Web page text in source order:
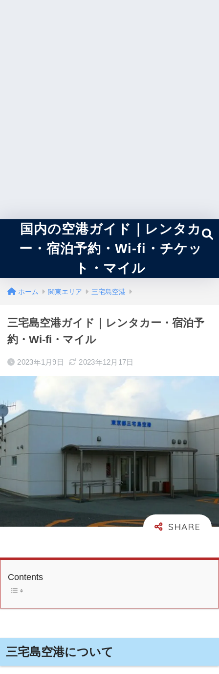
国内の空港ガイド｜レンタカ
ー・宿泊予約・Wi-fi・チケッ
ト・マイル
ホーム 関東エリア 三宅島空港
三宅島空港ガイド｜レンタカー・宿泊予
約・Wi-fi・マイル
2023年1月9日 2023年12月17日
Contents
三宅島空港について